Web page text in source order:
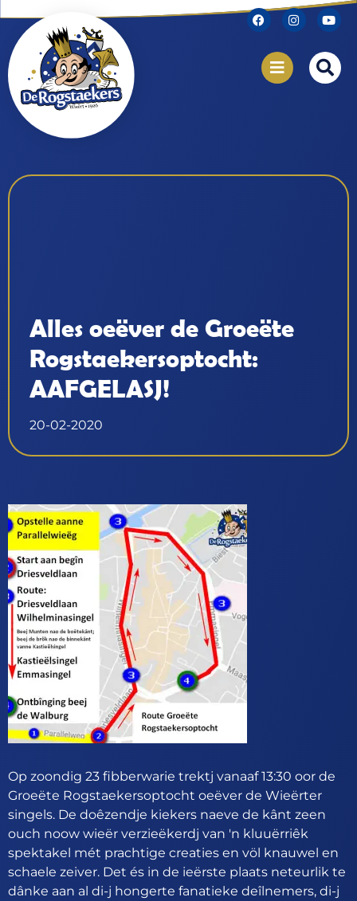
Alles oeëver de Groeëte
Rogstaekersoptocht:
AAFGELASJ!
20-02-2020
Op zoondig 23 fibberwarie trektj vanaaf 13:30 oor de
Groeëte Rogstaekersoptocht oeëver de Wieërter
singels. De doêzendje kiekers naeve de kânt zeen
ouch noow wieër verzieëkerdj van 'n kluuërriêk
spektakel mét prachtige creaties en völ knauwel en
schaele zeiver. Det és in de ieërste plaats neteurlik te
dânke aan al di-j hongerte fanatieke deîlnemers, di-j